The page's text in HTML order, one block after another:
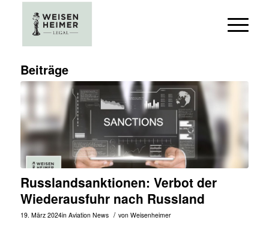
Beiträge
Russlandsanktionen: Verbot der
Wiederausfuhr nach Russland
19. März 2024in Aviation News / von Weisenheimer